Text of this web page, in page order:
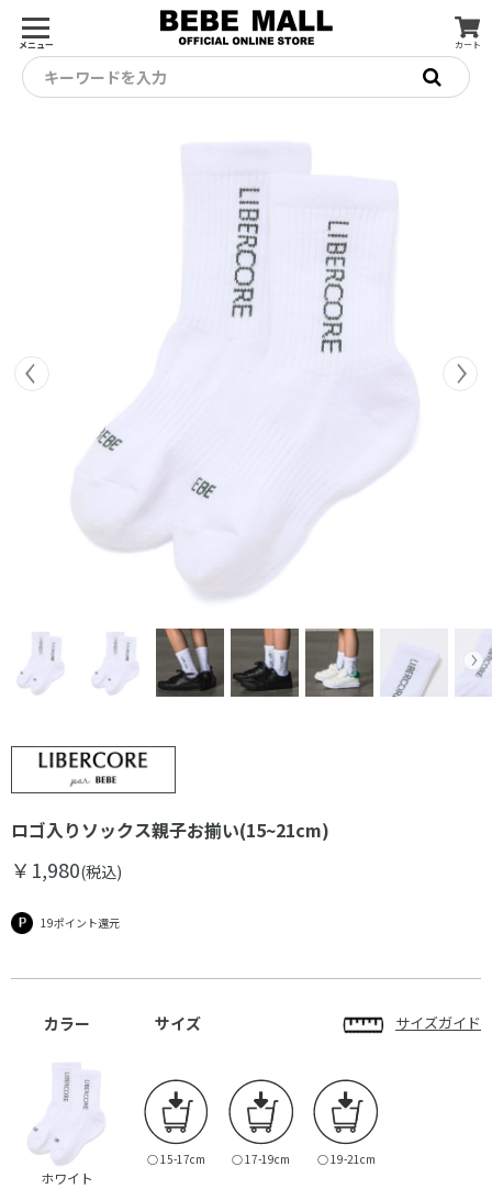
メニュー カート
キーワードを入力
ロゴ入りソックス親子お揃い(15~21cm)
￥1,980(税込)
19ポイント還元
カラー サイズ サイズガイド
ホワイト
○15-17cm ○17-19cm ○19-21cm